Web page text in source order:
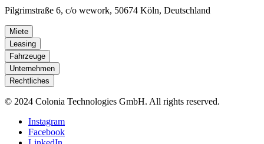
Pilgrimstraße 6, c/o wework, 50674 Köln, Deutschland
Miete
Leasing
Fahrzeuge
Unternehmen
Rechtliches
© 2024 Colonia Technologies GmbH. All rights reserved.
Instagram
Facebook